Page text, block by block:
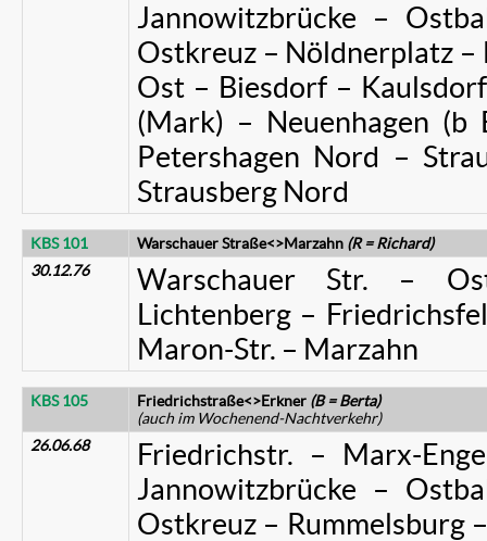
Jannowitzbrücke –
Ostkreuz – Nöldnerplatz
Ost – Biesdorf –
(Mark) – Neuenhagen
Petershagen Nord –
Strausberg Nord
KBS 101 Warschauer Straße<>Marzahn (R = Richard)
30.12.76
Warschauer Str. –
Lichtenberg –
Maron-Str. – Marzahn
KBS 105 Friedrichstraße<>Erkner (B = Berta)
(auch im Wochenend-Nachtverkehr)
26.06.68
Friedrichstr. – Marx-
Jannowitzbrücke –
Ostkreuz – Rummelsburg